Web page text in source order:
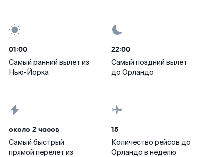
01:00
Самый ранний вылет из
Нью-Йорка
22:00
Самый поздний вылет
до Орландо
около 2 часов
Самый быстрый
прямой перелет из
15
Количество рейсов до
Орландо в неделю